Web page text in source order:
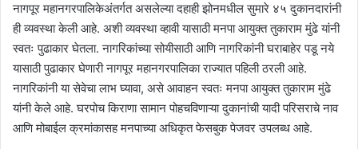
नागपूर महानगरपालिकेअंतर्गत असलेल्या दहाही झोनमधील सुमारे ४५ दुकानदारांनी
ही व्यवस्था केली आहे. अशी व्यवस्था व्हावी यासाठी मनपा आयुक्त तुकाराम मुंढे यांनी
स्वतः पुढाकार घेतला. नागरिकांच्या सोयीसाठी आणि नागरिकांनी घराबाहेर पडू नये
यासाठी पुढाकार घेणारी नागपूर महानगरपालिका राज्यात पहिली ठरली आहे.
नागरिकांनी या सेवेचा लाभ घ्यावा, असे आवाहन स्वतः मनपा आयुक्त तुकाराम मुंढे
यांनी केले आहे. घरपोच किराणा सामान पोहचविणाऱ्या दुकानांची यादी परिसराचे नाव
आणि मोबाईल क्रमांकासह मनपाच्या अधिकृत फेसबुक पेजवर उपलब्ध आहे.